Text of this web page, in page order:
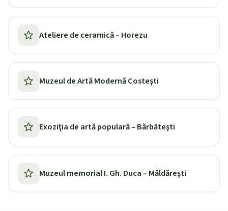
Ateliere de ceramică – Horezu
Muzeul de Artă Modernă Costeşti
Exoziţia de artă populară – Bărbăteşti
Muzeul memorial I. Gh. Duca – Măldăreşti